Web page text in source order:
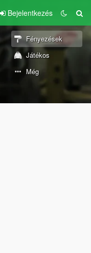
Bejelentkezés
Fényezések
Játékos
Még